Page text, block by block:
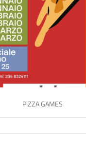
PIZZA GAMES